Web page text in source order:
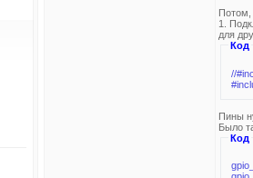
Потом,
1.
для
Код
//
Пины
Было
Код